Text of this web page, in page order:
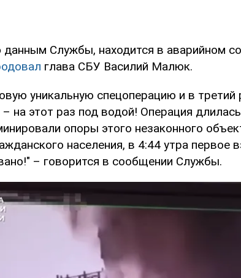
данным Службы, находится в аварийном
глава СБУ Василий Малюк.
уникальную спецоперацию и в третий
на этот раз под водой! Операция
опоры этого незаконного
населения, в 4:44 утра первое
– говорится в сообщении Службы.